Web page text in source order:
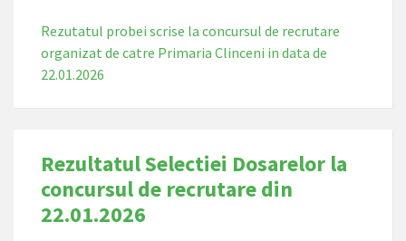
Rezutatul probei scrise la concursul de recrutare
organizat de catre Primaria Clinceni in data de
22.01.2026
Rezultatul Selectiei Dosarelor la
concursul de recrutare din
22.01.2026